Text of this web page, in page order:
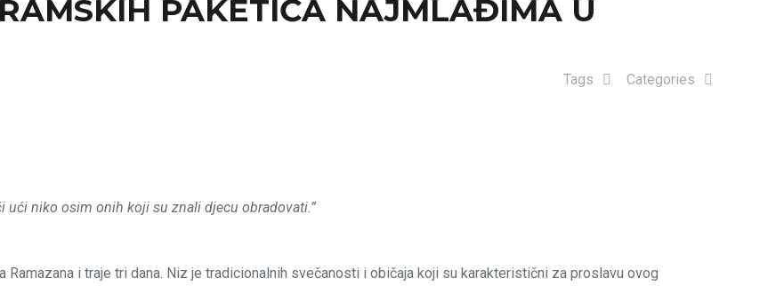
PAKETIĆA NAJMLAĐIMA U
Categories
Tags
ući niko osim onih koji su znali djecu obradovati.”
i traje tri dana. Niz je tradicionalnih svečanosti i običaja koji su karakteristični za proslavu ovog